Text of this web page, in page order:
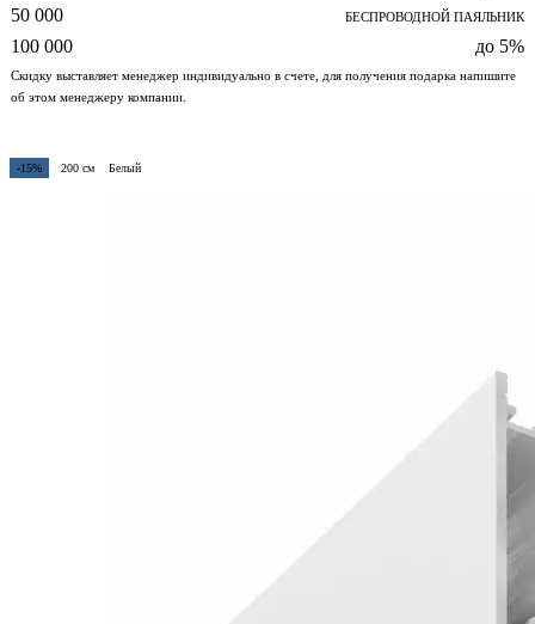
50 000 БЕСПРОВОДНОЙ ПАЯЛЬНИК
100 000 до 5%
Скидку выставляет менеджер индивидуально в счете, для получения подарка напишите
об этом менеджеру компании.
-15% 200 см Белый